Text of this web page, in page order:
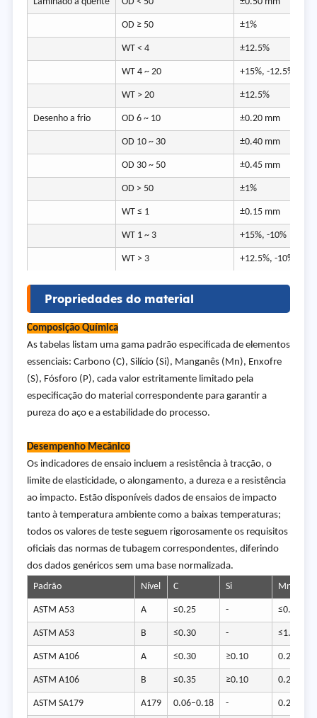
OD ≥ 50 ±1%
WT < 4 ±12.5%
WT 4 ~ 20 +15%, -12.5%
WT > 20 ±12.5%
Desenho a frio OD 6 ~ 10 ±0.20 mm
OD 10 ~ 30 ±0.40 mm
OD 30 ~ 50 ±0.45 mm
OD > 50 ±1%
WT ≤ 1 ±0.15 mm
WT 1 ~ 3 +15%, -10%
WT > 3 +12.5%, -10%
Propriedades do material
Composição Química
As tabelas listam uma gama padrão especificada de elementos
essenciais: Carbono (C), Silício (Si), Manganês (Mn), Enxofre
(S), Fósforo (P), cada valor estritamente limitado pela
especificação do material correspondente para garantir a
pureza do aço e a estabilidade do processo.
Desempenho Mecânico
Os indicadores de ensaio incluem a resistência à tracção, o
limite de elasticidade, o alongamento, a dureza e a resistência
ao impacto. Estão disponíveis dados de ensaios de impacto
tanto à temperatura ambiente como a baixas temperaturas;
todos os valores de teste seguem rigorosamente os requisitos
oficiais das normas de tubagem correspondentes, diferindo
dos dados genéricos sem uma base normalizada.
Padrão
Nível C Si Mn
ASTM A53 A ≤0.25 - ≤0.95
ASTM A53 B ≤0.30 - ≤1.20
ASTM A106 A ≤0.30 ≥0.10
ASTM A106 B ≤0.35 ≥0.10
ASTM SA179 A179 0.06–0.18 -